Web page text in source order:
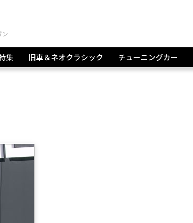
集 旧車＆ネオクラシック チューニングカー